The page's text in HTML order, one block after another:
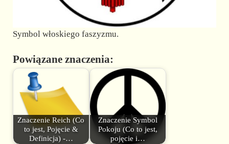
Symbol włoskiego faszyzmu.
Powiązane znaczenia:
Znaczenie Reich (Co
to jest, Pojęcie &
Definicja) -…
Znaczenie Symbol
Pokoju (Co to jest,
pojęcie i…